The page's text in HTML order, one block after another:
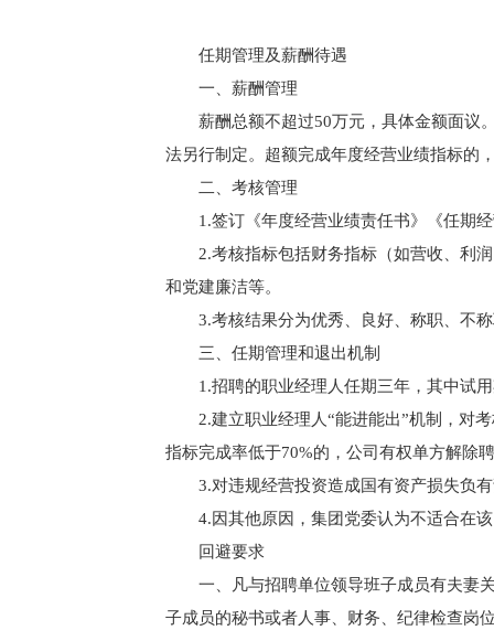
任期管理及薪酬待遇
一、薪酬管理
薪酬总额不超过50万元，具体金额面议
法另行制定。超额完成年度经营业绩指标的
二、考核管理
1.签订《年度经营业绩责任书》《任期
2.考核指标包括财务指标（如营收、利
和党建廉洁等。
3.考核结果分为优秀、良好、称职、不
三、任期管理和退出机制
1.招聘的职业经理人任期三年，其中试
2.建立职业经理人“能进能出”机制，对
指标完成率低于70%的，公司有权单方解除
3.对违规经营投资造成国有资产损失负
4.因其他原因，集团党委认为不适合在
回避要求
一、凡与招聘单位领导班子成员有夫妻
子成员的秘书或者人事、财务、纪律检查岗